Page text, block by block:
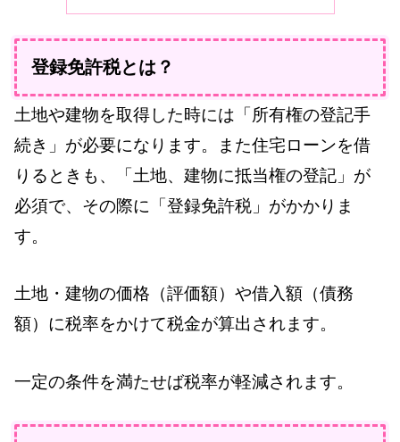
登録免許税とは？
土地や建物を取得した時には「所有権の登記手
続き」が必要になります。また住宅ローンを借
りるときも、「土地、建物に抵当権の登記」が
必須で、その際に「登録免許税」がかかりま
す。
土地・建物の価格（評価額）や借入額（債務
額）に税率をかけて税金が算出されます。
一定の条件を満たせば税率が軽減されます。